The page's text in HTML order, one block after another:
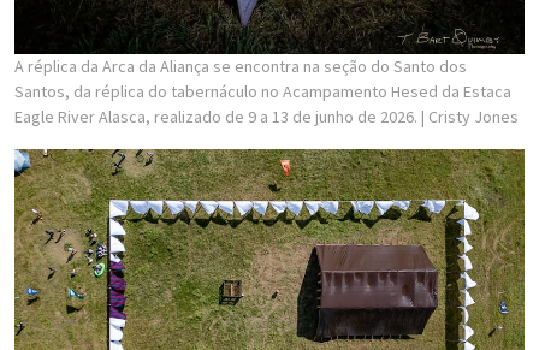
A réplica da Arca da Aliança se encontra na seção do Santo dos
Santos, da réplica do tabernáculo no Acampamento Hesed da Estaca
Eagle River Alasca, realizado de 9 a 13 de junho de 2026. | Cristy Jones